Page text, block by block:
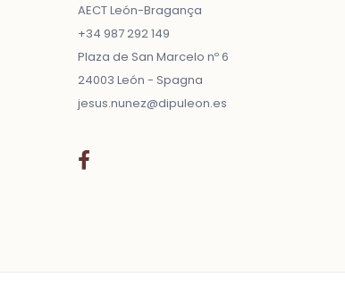
AECT León-Bragança
+34 987 292 149
Plaza de San Marcelo nº 6
24003 León - Spagna
jesus.nunez@dipuleon.es